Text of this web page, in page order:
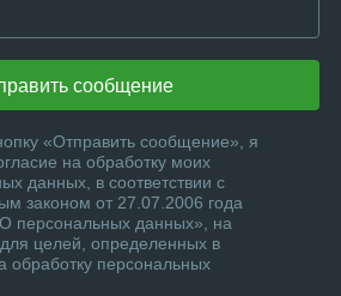
сообщение
«Отправить сообщение», я
на обработку моих
данных, в соответствии с
законом от 27.07.2006 года
персональных данных», на
целей, определенных в
обработку персональных